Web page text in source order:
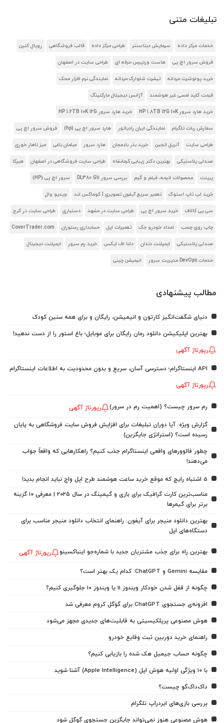
تبلیغات متنی
خدمات مرکز داده سرمایش دیتاسنتر طراحی مرکز داده قالب فروشگاهی رویال کنین
فروش سرور اچ پی هاست وردپرس حرفه ای طراحی سایت در اصفهان
خرید پولوشرت مردانه تیشرت شلوارک مردانه نمایندگی نرم افزار محک
قیمت کلید لمسی غیر هوشمند آژانس دیجیتال مارکتینگ
خرید هارد سرور HP 1.8TB 12G 10K خرید هارد سرور HP 1.2TB 10K 12G
سفارش ربات تلگرام نمایندگی ایران رادیاتور هارد سرور اچ پی (hp) فروش سرور اچ پی
طراحی سایت آنریل انجین خرید بذر بادمجان هارد سرور مبلمان باغی میز ناهار خوری
صندلی پلاستیکی بهترین دکتر زیبایی کرمانشاه طراحی سایت فروشگاهی در اصفهان هیرکا
پرینت محصولات انیمه، فیلم و گیم بررسی سرور DL380 G11 سرور اچ پی (HP)
خرید لپ تاپ استوک تعمیر سریع آیفون تصویری | کوماکس لند ویدیو وال
سی پی کالاف خرید سرور اچ پی طراحی سایت در مشهد دستیاری طراحی سایت در کرج
چاپ روی چسب امداد خودرو جک تعمیرات اپل حسابداری رستوران CoverTrader.com
صندلی پلاستیکی ایمپلنت دندان دلتا اف ایکس خرید رم سرور ایمپلنت دیجیتال
خدمات DevOps مدیریت سرور انیمیشن چینی
مطالب پیشنهادی
دنیای شگفت‌انگیز کارتون و انیمیشن، رایگان و برای همه سنین کودک
بهترین اپلیکیشن دانلود رمان رایگان برای موبایل؛ باغ استور را از دست ندهید!
رپورتاژ آگهی
API اینستاگرام؛ دسترسی آسان، سریع و بدون محدودیت به اطلاعات اینستاگرام
رپورتاژ آگهی
رم سرور چیست؟ (اهمیت رم در سرور) رپورتاژ آگهی
گزارش ویژه: آیا دوران تبلیغات برای افزایش فروش سایت فروشگاهی به پایان
رسیده است؟ (استراتژی جایگزین)
چطور فالوورهای واقعی اینستاگرام جذب کنیم؟ راهکارهایی که واقعاً جواب
می‌دهند!
5 اشتباه رایج که موقع خرید ساعت هوشمند طرح اپل واچ نباید انجام بدید!
مناسب‌ترین کارت گرافیک برای بازی و گیمینگ در سال ۲۰۲۵ | معرفی ۱۰ گزینه
برتر برای گیمرها
بهترین دانلود منیجر برای آیفون: راهنمای انتخاب دانلود منیجر مناسب برای
دستگاه‌های اپل
بهترین راه برای جذب مشتریان جدید با شماره‌جو اینباکسینو رپورتاژ آگهی
مقایسه Gemini و ChatGPT: کدام یک بهتر است؟
چگونه از قفل شدن خودکار ویندوز 11 یا ویندوز 10 جلوگیری کنیم؟
افزونه‌ی جستجوی ChatGPT برای گوگل کروم معرفی شد
هوش مصنوعی پرپلکیسیتی به قابلیت‌های جدیدی مجهز می‌شود
راهنمای خرید دوربین ثبت وقایع خودرو
چگونه حساب جیمیل هک شده را بازیابی کنیم؟
با ۱۰ ویژگی اولیه هوش اپل (Apple Intelligence) آشنا شوید
داک‌داک‌گو چیست؟
بررسی بازی‌های ایردراپ تلگرام
هوش مصنوعی هنوز نمی‌تواند جایگزین جستجوی گوگل شود